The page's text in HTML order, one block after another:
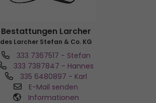
Bestattungen Larcher
des Larcher Stefan & Co. KG
333 7367517 - Stefan
333 7387847 - Hannes
335 6480897 - Karl
E-Mail senden
Informationen